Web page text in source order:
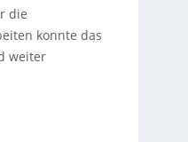
die
konnte das
weiter